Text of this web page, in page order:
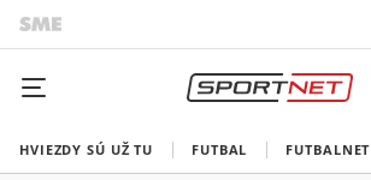
HVIEZDY SÚ UŽ TU FUTBAL FUTBALNET